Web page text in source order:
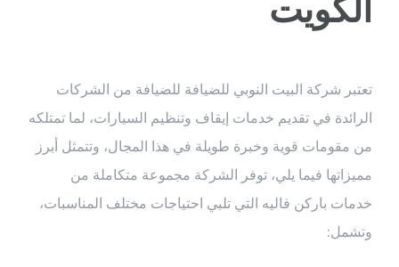
تعتبر شركة البيت النوبي للضيافة للضيافة من الشركات
الرائدة في تقديم خدمات إيقاف وتنظيم السيارات، لما تمتلكه
من مقومات قوية وخبرة طويلة في هذا المجال، وتتمثل أبرز
مميزاتها فيما يلي، توفر الشركة مجموعة متكاملة من
خدمات باركن فاليه التي تلبي احتياجات مختلف المناسبات،
وتشمل: